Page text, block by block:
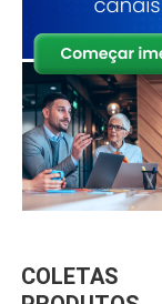
COLETAS